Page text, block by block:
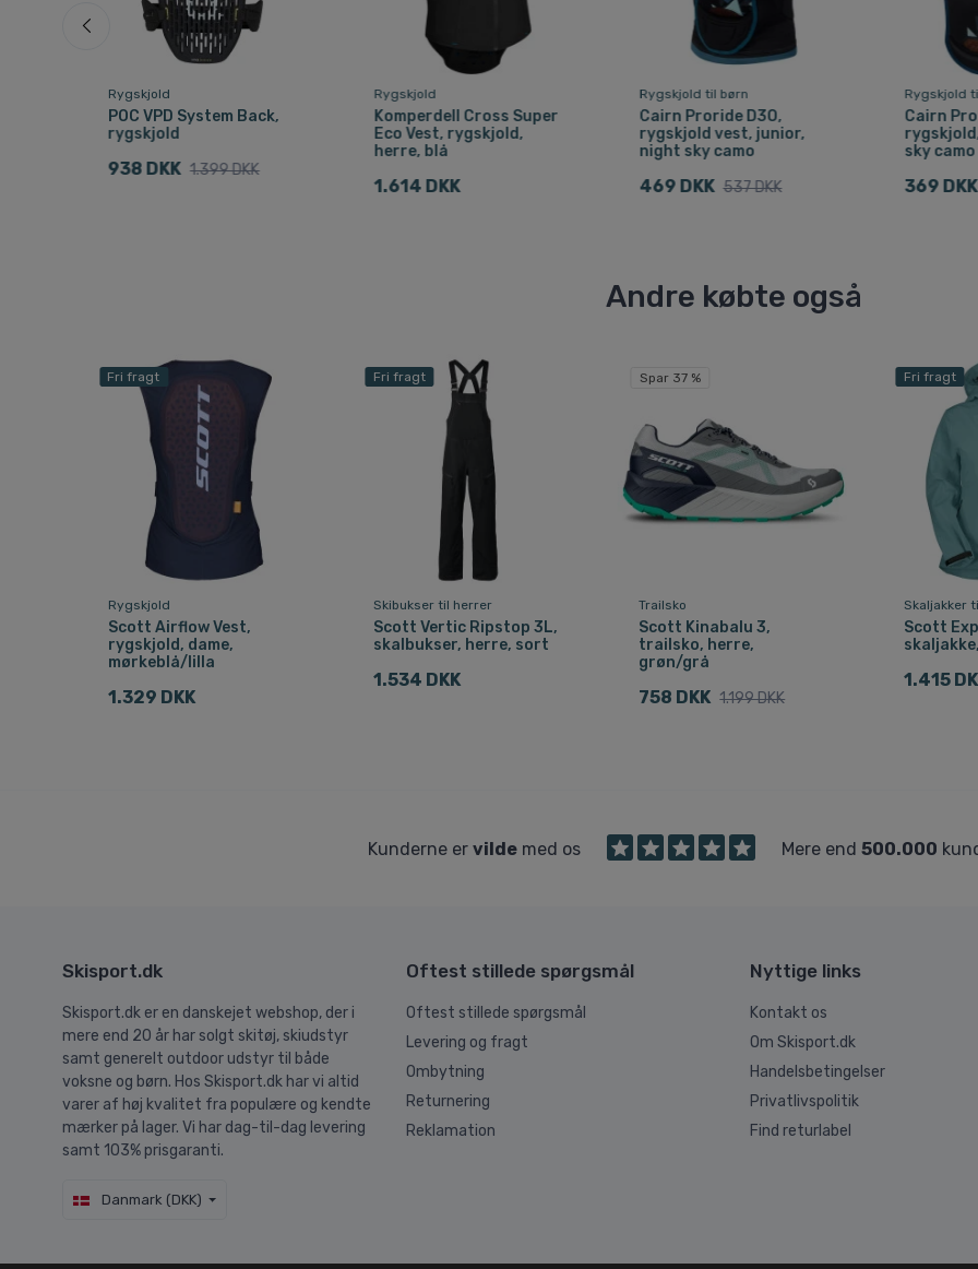
Rygskjold
POC VPD System Back,
rygskjold
938 DKK 1.399 DKK
Rygskjold
Komperdell Cross Super
Eco Vest, rygskjold,
herre, blå
1.614 DKK
Rygskjold til børn
Cairn Proride D3O,
rygskjold vest, junior,
night sky camo
469 DKK 537 DKK
Rygskjold
Cairn
sky camo
369 DKK
Andre købte også
Fri fragt
Rygskjold
Scott Airflow Vest,
rygskjold, dame,
mørkeblå/lilla
1.329 DKK
Fri fragt
Skibukser til herrer
Scott Vertic Ripstop 3L,
skalbukser, herre, sort
1.534 DKK
Spar 37 %
Trailsko
Scott Kinabalu 3,
trailsko, herre,
grøn/grå
758 DKK 1.199 DKK
Fri fragt
Skaljakker
Scott
1.415
Kunderne er vildemed os Mere end 500.000
Skisport.dk
Skisport.dk er en danskejet webshop, der i
mere end 20 år har solgt skitøj, skiudstyr
samt generelt outdoor udstyr til både
voksne og børn. Hos Skisport.dk har vi altid
varer af høj kvalitet fra populære og kendte
mærker på lager. Vi har dag-til-dag levering
samt 103% prisgaranti.
Danmark (DKK)
Oftest stillede spørgsmål
Oftest stillede spørgsmål
Levering og fragt
Ombytning
Returnering
Reklamation
Nyttige links
Kontakt os
Om Skisport.dk
Handelsbetingelser
Privatlivspolitik
Find returlabel